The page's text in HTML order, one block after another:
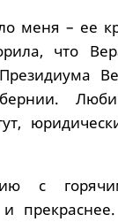
меня – ее
что
с
и